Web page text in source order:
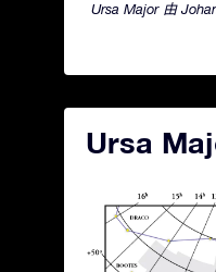
Ursa Major 由
Ursa